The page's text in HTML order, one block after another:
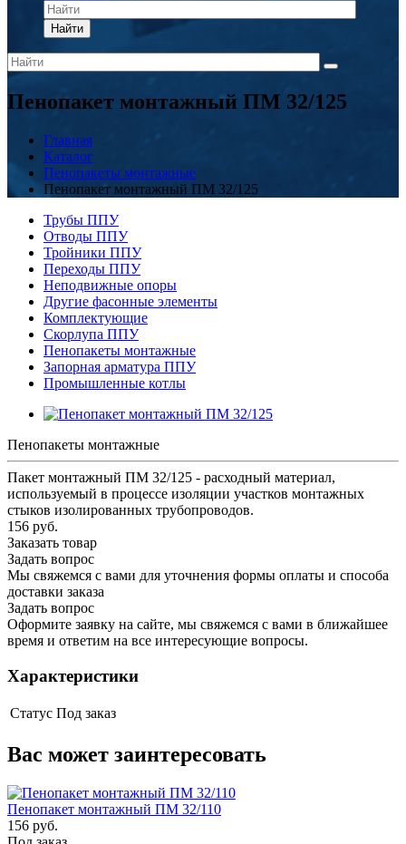
Найти
Пенопакет монтажный ПМ 32/125
Главная
Каталог
Пенопакеты монтажные
Пенопакет монтажный ПМ 32/125
Трубы ППУ
Отводы ППУ
Тройники ППУ
Переходы ППУ
Неподвижные опоры
Другие фасонные элементы
Комплектующие
Скорлупа ППУ
Пенопакеты монтажные
Запорная арматура ППУ
Промышленные котлы
Пенопакеты монтажные
Пакет монтажный ПМ 32/125 - расходный материал,
используемый в процессе изоляции участков монтажных
стыков изолированных трубопроводов.
156 руб.
Заказать товар
Задать вопрос
Мы свяжемся с вами для уточнения формы оплаты и способа
доставки заказа
Задать вопрос
Оформите заявку на сайте, мы свяжемся с вами в ближайшее
время и ответим на все интересующие вопросы.
Характеристики
Статус Под заказ
Вас может заинтересовать
Пенопакет монтажный ПМ 32/110
156 руб.